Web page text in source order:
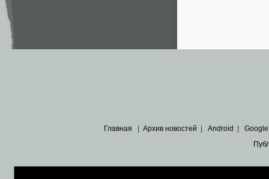
Главная Архив новостей Android Google